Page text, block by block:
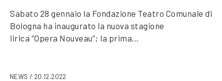
Sabato 28 gennaio la Fondazione Teatro Comunale di
Bologna ha inaugurato la nuova stagione
lirica “Opera Nouveau”; la prima...
NEWS / 20.12.2022